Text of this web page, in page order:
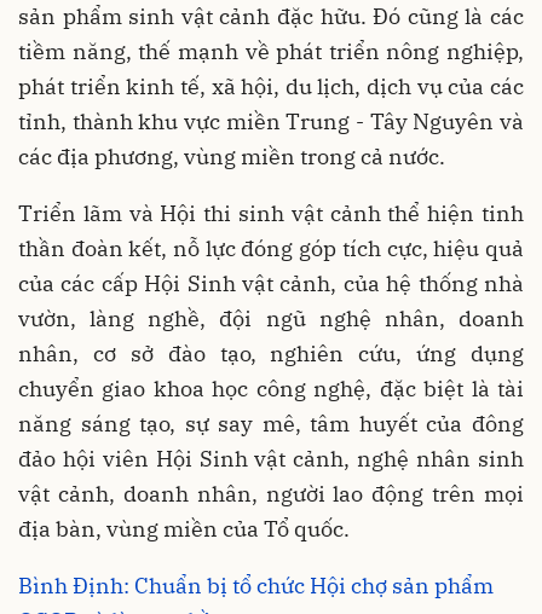
sản phẩm sinh vật cảnh đặc hữu. Đó cũng là các
tiềm năng, thế mạnh về phát triển nông nghiệp,
phát triển kinh tế, xã hội, du lịch, dịch vụ của các
tỉnh, thành khu vực miền Trung - Tây Nguyên và
các địa phương, vùng miền trong cả nước.
Triển lãm và Hội thi sinh vật cảnh thể hiện tinh
thần đoàn kết, nỗ lực đóng góp tích cực, hiệu quả
của các cấp Hội Sinh vật cảnh, của hệ thống nhà
vườn, làng nghề, đội ngũ nghệ nhân, doanh
nhân, cơ sở đào tạo, nghiên cứu, ứng dụng
chuyển giao khoa học công nghệ, đặc biệt là tài
năng sáng tạo, sự say mê, tâm huyết của đông
đảo hội viên Hội Sinh vật cảnh, nghệ nhân sinh
vật cảnh, doanh nhân, người lao động trên mọi
địa bàn, vùng miền của Tổ quốc.
Bình Định: Chuẩn bị tổ chức Hội chợ sản phẩm